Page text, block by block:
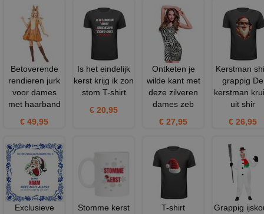
Betoverende
rendieren jurk
voor dames
met haarband
€ 49,95
Is het eindelijk
kerst krijg ik zon
stom T-shirt
€ 20,95
Ontketen je
wilde kant met
deze zilveren
dames zeb
€ 27,95
Kerstman
grappig De
kerstman
uit shir
€ 26,95
Exclusieve
Stomme kerst
T-shirt
Grappig